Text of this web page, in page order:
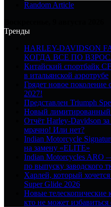
Random Article
Тренды
HARLEY-DAVIDSON
КОГДА ВСЕ ПО
Китайский спортбайк
в итальянской аэротрубе
Грядет новое поколение
2027!
Представлен Triumph
Новый лимитированный
Отчёт Harley-Davidson за
мрачно! Или нет?
Indian Motorcycle
на замену «ELITE»
Indian Motorcycles ARO
по выпуску заводского
Харлей, который
Super Glide 2026
Новые
кто не может